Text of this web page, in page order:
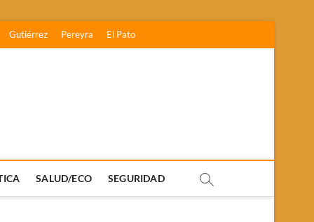
Gutiérrez Pereyra El Pato
SALUD/ECO SEGURIDAD